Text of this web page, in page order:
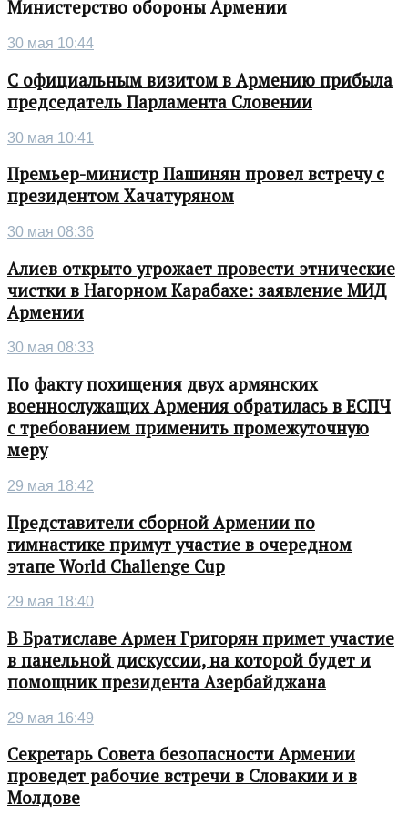
Министерство обороны Армении
30 мая 10:44
С официальным визитом в Армению прибыла
председатель Парламента Словении
30 мая 10:41
Премьер-министр Пашинян провел встречу с
президентом Хачатуряном
30 мая 08:36
Алиев открыто угрожает провести этнические
чистки в Нагорном Карабахе: заявление МИД
Армении
30 мая 08:33
По факту похищения двух армянских
военнослужащих Армения обратилась в ЕСПЧ
с требованием применить промежуточную
меру
29 мая 18:42
Представители сборной Армении по
гимнастике примут участие в очередном
этапе World Challenge Cup
29 мая 18:40
В Братиславе Армен Григорян примет участие
в панельной дискуссии, на которой будет и
помощник президента Азербайджана
29 мая 16:49
Секретарь Совета безопасности Армении
проведет рабочие встречи в Словакии и в
Молдове